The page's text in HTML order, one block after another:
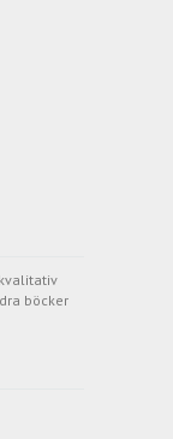
böcker